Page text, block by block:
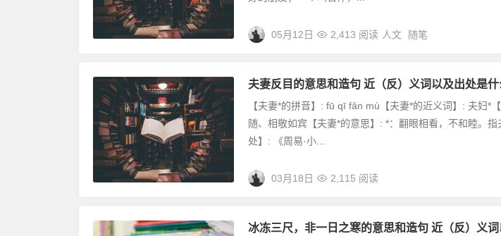
05月12日 2,413 阅读 人文 随笔
夫妻反目的意思和造句 近（反）义词以及出处是什
【夫妻*的拼音】: fū qī fǎn mù【夫妻*的近义词】: 夫妇*
随、相敬如宾【夫妻*的意思】: *：翻眼相看，不和睦。
处】: 《周易·小...
03月18日 2,115 阅读
冰冻三尺，非一日之寒的意思和造句 近（反）义